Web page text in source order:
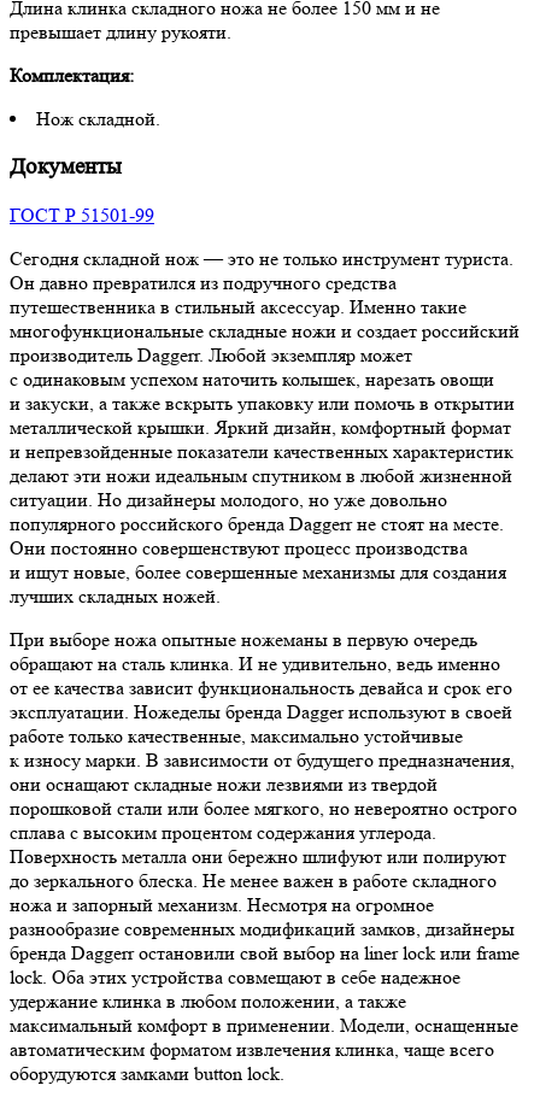
Длина клинка складного ножа не более 150 мм и не
превышает длину рукояти.
Комплектация:
Нож складной.
Документы
ГОСТ Р 51501-99
Сегодня складной нож — это не только инструмент туриста.
Он давно превратился из подручного средства
путешественника в стильный аксессуар. Именно такие
многофункциональные складные ножи и создает российский
производитель Daggerr. Любой экземпляр может
с одинаковым успехом наточить колышек, нарезать овощи
и закуски, а также вскрыть упаковку или помочь в открытии
металлической крышки. Яркий дизайн, комфортный формат
и непревзойденные показатели качественных характеристик
делают эти ножи идеальным спутником в любой жизненной
ситуации. Но дизайнеры молодого, но уже довольно
популярного российского бренда Daggerr не стоят на месте.
Они постоянно совершенствуют процесс производства
и ищут новые, более совершенные механизмы для создания
лучших складных ножей.
При выборе ножа опытные ножеманы в первую очередь
обращают на сталь клинка. И не удивительно, ведь именно
от ее качества зависит функциональность девайса и срок его
эксплуатации. Ножеделы бренда Dagger используют в своей
работе только качественные, максимально устойчивые
к износу марки. В зависимости от будущего предназначения,
они оснащают складные ножи лезвиями из твердой
порошковой стали или более мягкого, но невероятно острого
сплава с высоким процентом содержания углерода.
Поверхность металла они бережно шлифуют или полируют
до зеркального блеска. Не менее важен в работе складного
ножа и запорный механизм. Несмотря на огромное
разнообразие современных модификаций замков, дизайнеры
бренда Daggerr остановили свой выбор на liner lock или frame
lock. Оба этих устройства совмещают в себе надежное
удержание клинка в любом положении, а также
максимальный комфорт в применении. Модели, оснащенные
автоматическим форматом извлечения клинка, чаще всего
оборудуются замками button lock.